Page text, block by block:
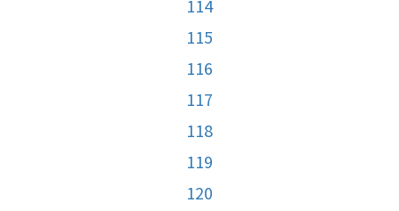
114
115
116
117
118
119
120